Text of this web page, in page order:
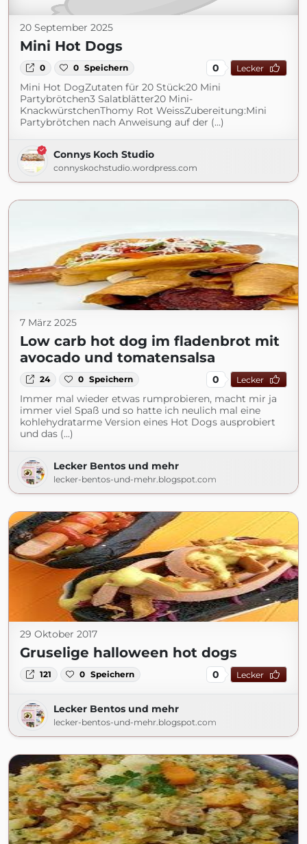
20 September 2025
Mini Hot Dogs
0 0 Speichern 0 Lecker
Mini Hot DogZutaten für 20 Stück:20 Mini
Partybrötchen3 Salatblätter20 Mini-
KnackwürstchenThomy Rot WeissZubereitung:Mini
Partybrötchen nach Anweisung auf der (...)
Connys Koch Studio
connyskochstudio.wordpress.com
7 März 2025
Low carb hot dog im fladenbrot mit
avocado und tomatensalsa
24 0 Speichern 0 Lecker
Immer mal wieder etwas rumprobieren, macht mir ja
immer viel Spaß und so hatte ich neulich mal eine
kohlehydratarme Version eines Hot Dogs ausprobiert
und das (...)
Lecker Bentos und mehr
lecker-bentos-und-mehr.blogspot.com
29 Oktober 2017
Gruselige halloween hot dogs
121 0 Speichern 0 Lecker
Lecker Bentos und mehr
lecker-bentos-und-mehr.blogspot.com